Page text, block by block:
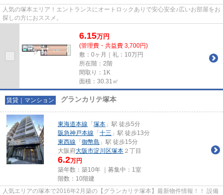
人気の塚本エリア！エントランスにオートロックありで安心安全♪広いお部屋をお
探しの方におススメ。
6.15万円
(管理費・共益費 3,700円)
敷：0ヶ月｜礼：10万円
所在階：2階
間取り：1K
面積：30.31㎡
賃貸｜マンション グランカリテ塚本
東海道本線 「 塚本 」駅 徒歩5分
阪急神戸本線 「 十三 」駅 徒歩13分
東西線 「 御幣島 」駅 徒歩15分
大阪府大阪市淀川区塚本 ２丁目
6.2万円
築年数：築10年 ｜募集中： 1室
階数：10階建
人気エリアの塚本で2016年2月築の【グランカリテ塚本】最新物件情報！！ 設備